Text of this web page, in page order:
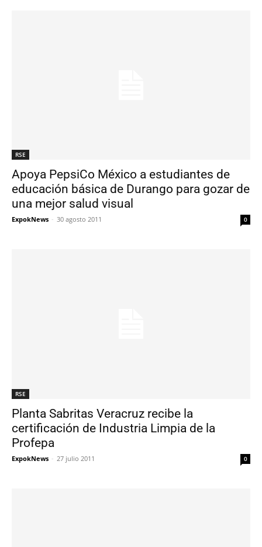
RSE
Apoya PepsiCo México a estudiantes de
educación básica de Durango para gozar de
una mejor salud visual
ExpokNews - 30 agosto 2011 0
RSE
Planta Sabritas Veracruz recibe la
certificación de Industria Limpia de la
Profepa
ExpokNews - 27 julio 2011 0